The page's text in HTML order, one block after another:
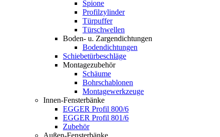
Spione
Profilzylinder
Türpuffer
Türschwellen
Boden- u. Zargendichtungen
Bodendichtungen
Schiebetürbeschläge
Montagezubehör
Schäume
Bohrschablonen
Montagewerkzeuge
Innen-Fensterbänke
EGGER Profil 800/6
EGGER Profil 801/6
Zubehör
Außen-Fensterbänke